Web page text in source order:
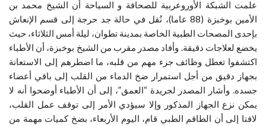
علمت الشبكة الأوروعربية للصحافة و السياحة أن الشيخ محمد بن
الأمين بوخبزة (88 عاما)، نُقل في حالة جد حرجة إلى قسم الإنعاش
بإحدى المصحات الطبية الخاصة بمدينة تطوان، ليلة أمس الثلاثاء، حيث
يخضع لعلاجات دقيقة. وأفاد مصدر مقرب من الشيخ بوخبزة، أن الأطباء
اكتشفوا تعطل وظائف جزء مهم من قلبه، ما اضطرهم إلى الاستعانة
بجهاز دقيق من أجل استمرار ضخ الدماء من القلب إلى باقي أعضاء
جسده. وأشار المصدر لجريدة “العمق”، إلى أن الأطباء أوضحوا أنه لا
يمكن نزع الجهاز المذكور وإلا سيؤدي الأمر إلى توقف عمل القلب،
لافتا إلى أن الطاقم الطبي قام، اليوم الأربعاء، بضخ كميات مهمة من